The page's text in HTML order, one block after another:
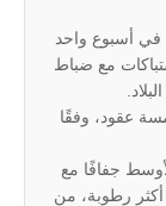
في أسبوع واحد
مع ضباط
عقود، وفقًا
جفافًا مع
أكثر رطوبة، من